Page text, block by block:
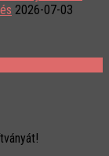
2026-07-03